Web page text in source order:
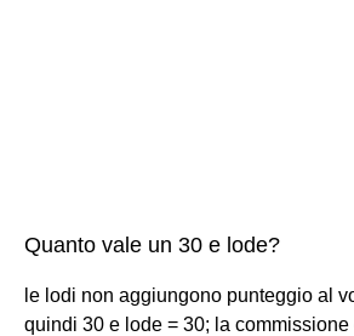
Quanto vale un 30 e lode?
le lodi non aggiungono punteggio al
quindi 30 e lode = 30; la